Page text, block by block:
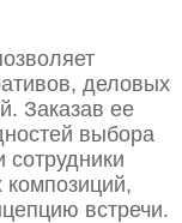
деловых
Заказав ее
выбора
встречи.